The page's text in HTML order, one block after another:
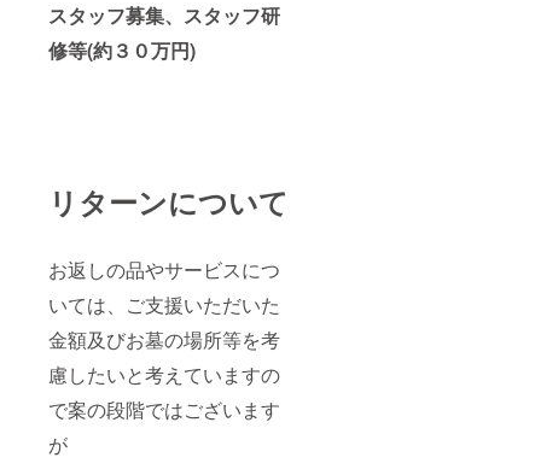
スタッフ募集、スタッフ研
修等(約３０万円)
リターンについて
お返しの品やサービスにつ
いては、ご支援いただいた
金額及びお墓の場所等を考
慮したいと考えていますの
で案の段階ではございます
が